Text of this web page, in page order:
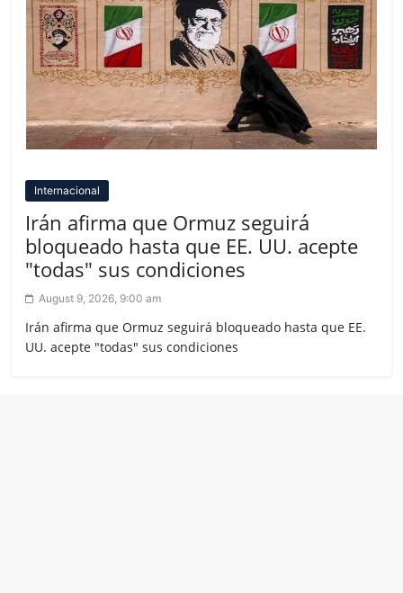
Internacional
Irán afirma que Ormuz seguirá
bloqueado hasta que EE. UU. acepte
"todas" sus condiciones
August 9, 2026, 9:00 am
Irán afirma que Ormuz seguirá bloqueado hasta que EE.
UU. acepte "todas" sus condiciones